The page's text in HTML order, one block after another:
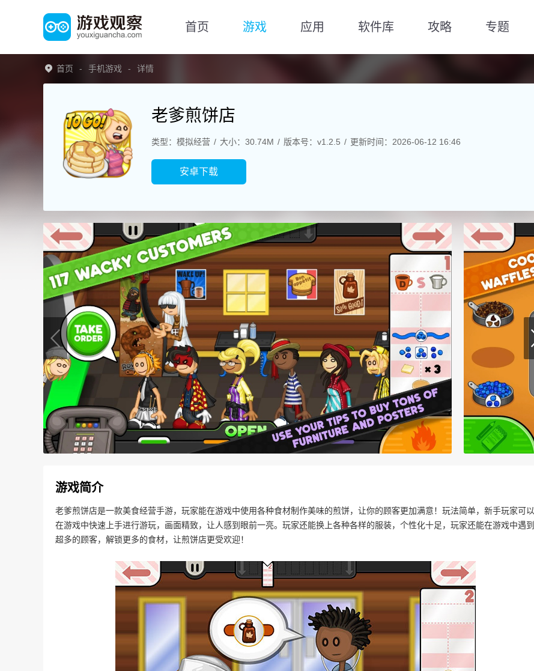
首页 游戏 应用 软件库 攻略 专题
首页 手机游戏 详情
老爹煎饼店
类型：模拟经营 大小：30.74M 版本号：v1.2.5 更新时间：2026-06-12 16:46
安卓下载
游戏简介
老爹煎饼店是一款美食经营手游，玩家能在游戏中使用各种食材制作美味的煎饼，让你的顾客更加满意！玩法简单，新手玩家可以
在游戏中快速上手进行游玩，画面精致，让人感到眼前一亮。玩家还能换上各种各样的服装，个性化十足，玩家还能在游戏中遇到
超多的顾客，解锁更多的食材，让煎饼店更受欢迎！